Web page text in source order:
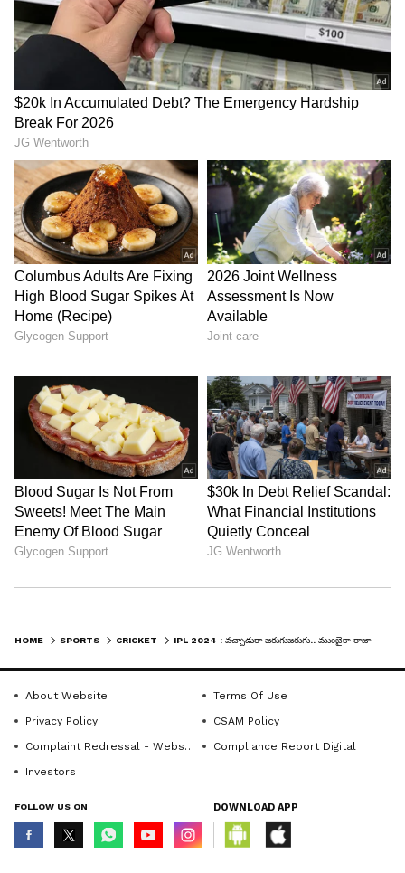
HOME SPORTS CRICKET IPL 2024 : వ‌చ్చాడురా జ‌రుగుజ‌రుగు.. ముంబైకా రాజా... !
About Website
Terms Of Use
Privacy Policy
CSAM Policy
Complaint Redressal - Website
Compliance Report Digital
Investors
FOLLOW US ON DOWNLOAD APP